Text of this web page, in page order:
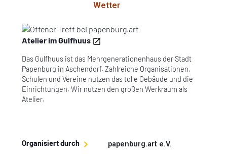
Wetter
Atelier im Gulfhuus
Das Gulfhuus ist das Mehrgenerationenhaus der Stadt
Papenburg in Aschendorf. Zahlreiche Organisationen,
Schulen und Vereine nutzen das tolle Gebäude und die
Einrichtungen. Wir nutzen den großen Werkraum als
Atelier.
Organisiert durch papenburg.art e.V.